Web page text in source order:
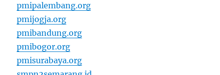
pmipalembang.org
pmijogja.org
pmibandung.org
pmibogor.org
pmisurabaya.org